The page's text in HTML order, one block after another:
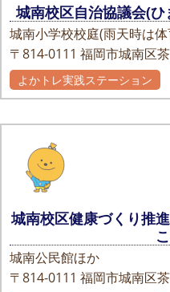
城南校区自治協議会(
城南小学校校庭(雨天時は
〒814-0111 福岡市城南区
よかトレ実践ステーション
城南校区健康づくり推
城南公民館ほか
〒814-0111 福岡市城南区